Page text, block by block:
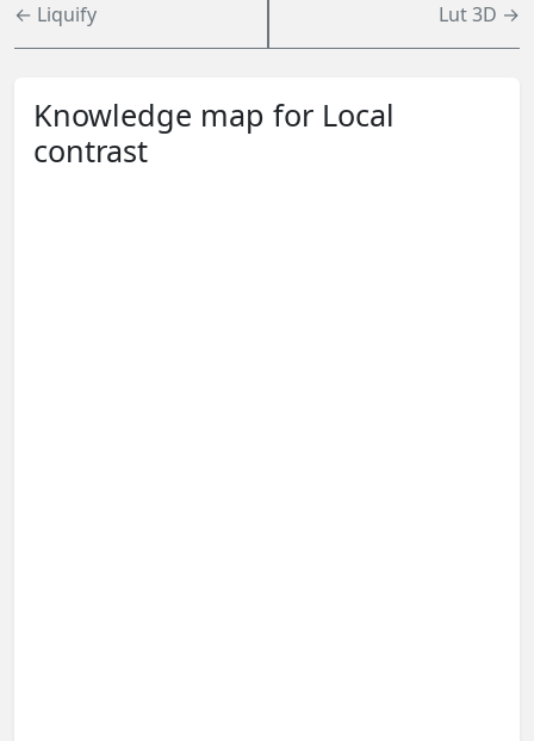
← Liquify Lut 3D →
Knowledge map for Local
contrast